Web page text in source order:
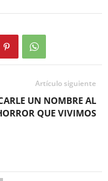
Artículo siguiente
UN NOMBRE AL
QUE VIVIMOS